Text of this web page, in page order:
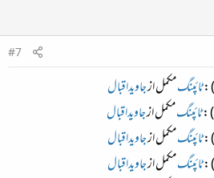
#7
ٹائپنگ مکمل ازجاویداقبال
ٹائپنگ مکمل ازجاویداقبال
ٹائپنگ مکمل ازجاویداقبال
ٹائپنگ مکمل ازجاویداقبال